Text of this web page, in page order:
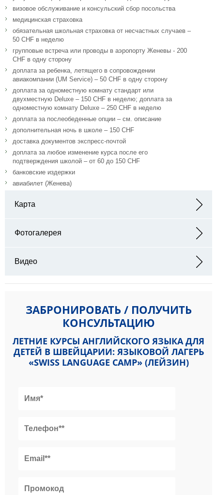
визовое обслуживание и консульский сбор посольства
медицинская страховка
обязательная школьная страховка от несчастных случаев –
50 CHF в неделю
групповые встреча или проводы в аэропорту Женевы - 200
CHF в одну сторону
доплата за ребенка, летящего в сопровождении
авиакомпании (UM Service) – 50 CHF в одну сторону
доплата за одноместную комнату стандарт или
двухместную Deluxe – 150 CHF в неделю; доплата за
одноместную комнату Deluxe – 250 CHF в неделю
доплата за послеобеденные опции – см. описание
дополнительная ночь в школе – 150 CHF
доставка документов экспресс-почтой
доплата за любое изменение курса после его
подтверждения школой – от 60 до 150 CHF
банковские издержки
авиабилет (Женева)
Карта
Фотогалерея
Видео
ЗАБРОНИРОВАТЬ / ПОЛУЧИТЬ
КОНСУЛЬТАЦИЮ
ЛЕТНИЕ КУРСЫ АНГЛИЙСКОГО ЯЗЫКА ДЛЯ
ДЕТЕЙ В ШВЕЙЦАРИИ: ЯЗЫКОВОЙ ЛАГЕРЬ
«SWISS LANGUAGE CAMP» (ЛЕЙЗИН)